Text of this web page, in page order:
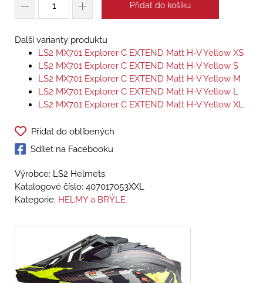
Přidat do košíku
Další varianty produktu
LS2 MX701 Explorer C EXTEND Matt H-V Yellow XS
LS2 MX701 Explorer C EXTEND Matt H-V Yellow S
LS2 MX701 Explorer C EXTEND Matt H-V Yellow M
LS2 MX701 Explorer C EXTEND Matt H-V Yellow L
LS2 MX701 Explorer C EXTEND Matt H-V Yellow XL
Přidat do oblíbených
Sdílet na Facebooku
Výrobce: LS2 Helmets
Katalogové číslo: 407017053XXL
Kategorie: HELMY a BRÝLE